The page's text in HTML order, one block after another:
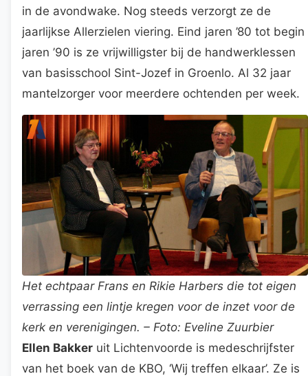
in de avondwake. Nog steeds verzorgt ze de
jaarlijkse Allerzielen viering. Eind jaren ’80 tot begin
jaren ’90 is ze vrijwilligster bij de handwerklessen
van basisschool Sint-Jozef in Groenlo. Al 32 jaar
mantelzorger voor meerdere ochtenden per week.
Het echtpaar Frans en Rikie Harbers die tot eigen
verrassing een lintje kregen voor de inzet voor de
kerk en verenigingen. – Foto: Eveline Zuurbier
Ellen Bakker uit Lichtenvoorde is medeschrijfster
van het boek van de KBO, ‘Wij treffen elkaar’. Ze is